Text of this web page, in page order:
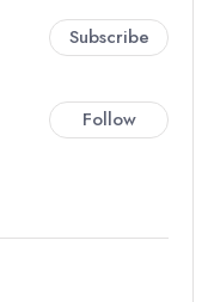
Subscribe
Follow